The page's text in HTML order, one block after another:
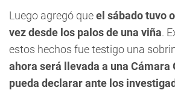
Luego agregó queel sábado tuvo
vez desde los palos de una viña.
estos hechos fue testigo una
ahora será llevada a una Cámara
pueda declarar ante los